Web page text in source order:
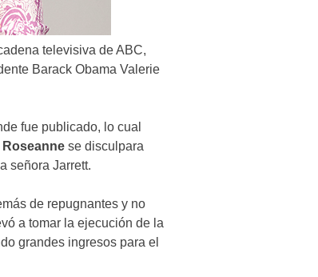
televisiva de ABC,
Barack Obama Valerie
fue publicado, lo cual
Roseannese disculpara
señora Jarrett.
de repugnantes y no
a tomar la ejecución de la
grandes ingresos para el